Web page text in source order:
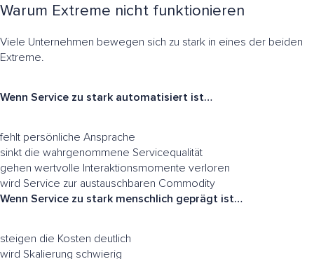
Warum Extreme nicht funktionieren
Viele Unternehmen bewegen sich zu stark in eines der beiden
Extreme.
Wenn Service zu stark automatisiert ist…
fehlt persönliche Ansprache
sinkt die wahrgenommene Servicequalität
gehen wertvolle Interaktionsmomente verloren
wird Service zur austauschbaren Commodity
Wenn Service zu stark menschlich geprägt ist…
steigen die Kosten deutlich
wird Skalierung schwierig